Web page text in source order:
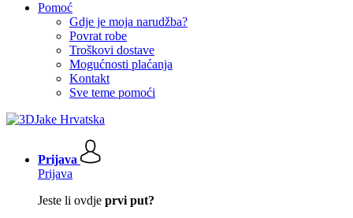
Pomoć
Gdje je moja narudžba?
Povrat robe
Troškovi dostave
Mogućnosti plaćanja
Kontakt
Sve teme pomoći
Prijava
Prijava
Jeste li ovdje prvi put?